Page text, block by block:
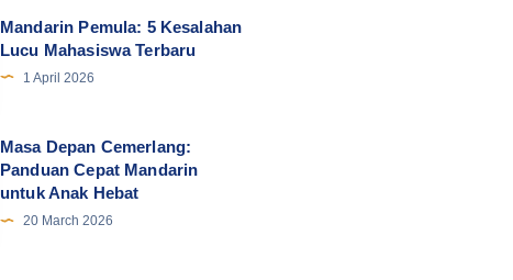
Mandarin Pemula: 5 Kesalahan
Lucu Mahasiswa Terbaru
1 April 2026
Masa Depan Cemerlang:
Panduan Cepat Mandarin
untuk Anak Hebat
20 March 2026